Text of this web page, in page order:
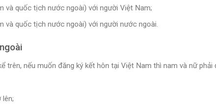
quốc tịch nước ngoài) với người Việt Nam;
quốc tịch nước ngoài) với người nước ngoài.
nếu muốn đăng ký kết hôn tại Việt Nam thì nam và nữ phải